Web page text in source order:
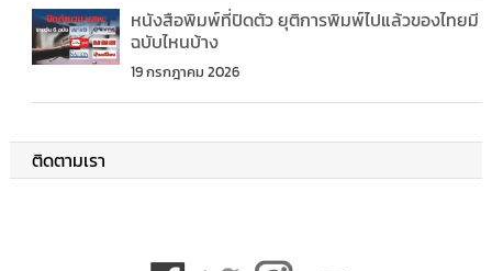
หนังสือพิมพ์ที่ปิดตัว ยุติการพิมพ์ไปแล้วของไทยมี
ฉบับไหนบ้าง
19 กรกฎาคม 2026
ติดตามเรา